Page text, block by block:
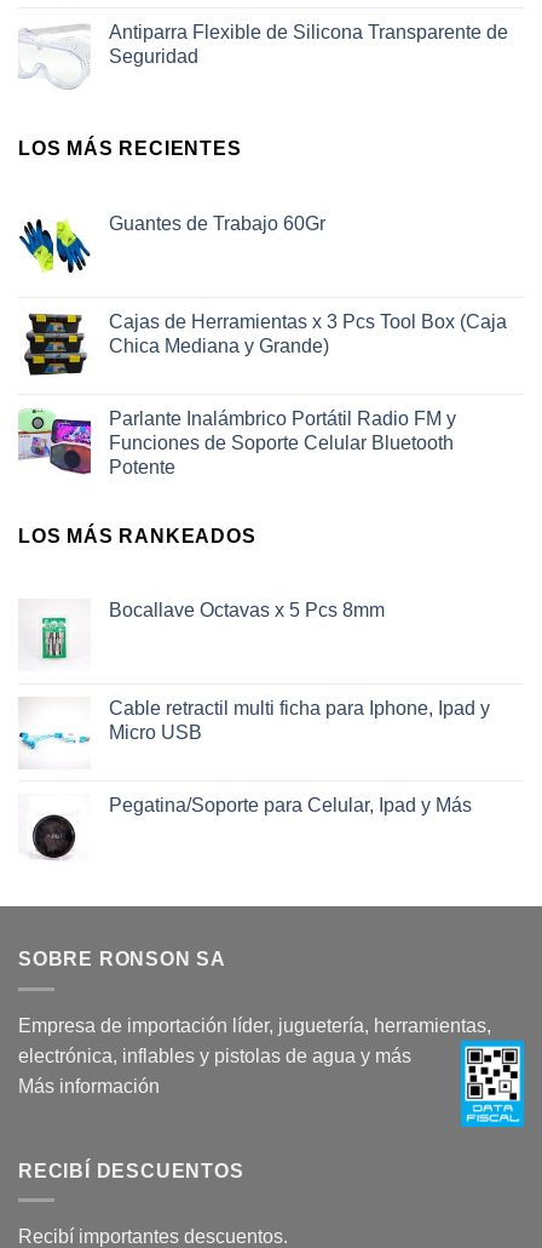
Antiparra Flexible de Silicona Transparente de
Seguridad
LOS MÁS RECIENTES
Guantes de Trabajo 60Gr
Cajas de Herramientas x 3 Pcs Tool Box (Caja
Chica Mediana y Grande)
Parlante Inalámbrico Portátil Radio FM y
Funciones de Soporte Celular Bluetooth
Potente
LOS MÁS RANKEADOS
Bocallave Octavas x 5 Pcs 8mm
Cable retractil multi ficha para Iphone, Ipad y
Micro USB
Pegatina/Soporte para Celular, Ipad y Más
SOBRE RONSON SA
Empresa de importación líder, juguetería, herramientas,
electrónica, inflables y pistolas de agua y más
Más información
RECIBÍ DESCUENTOS
Recibí importantes descuentos.